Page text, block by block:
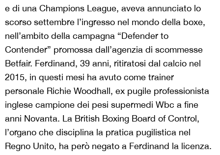
e di una Champions League, aveva annunciato lo
scorso settembre l’ingresso nel mondo della boxe,
nell’ambito della campagna “Defender to
Contender” promossa dall’agenzia di scommesse
Betfair. Ferdinand, 39 anni, ritiratosi dal calcio nel
2015, in questi mesi ha avuto come trainer
personale Richie Woodhall, ex pugile professionista
inglese campione dei pesi supermedi Wbc a fine
anni Novanta. La British Boxing Board of Control,
l’organo che disciplina la pratica pugilistica nel
Regno Unito, ha però negato a Ferdinand la licenza.